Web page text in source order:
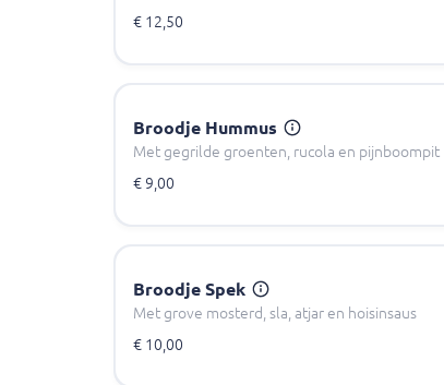
€ 12,50
Broodje Hummus
Met gegrilde groenten, rucola en pijnboompit
€ 9,00
Broodje Spek
Met grove mosterd, sla, atjar en hoisinsaus
€ 10,00